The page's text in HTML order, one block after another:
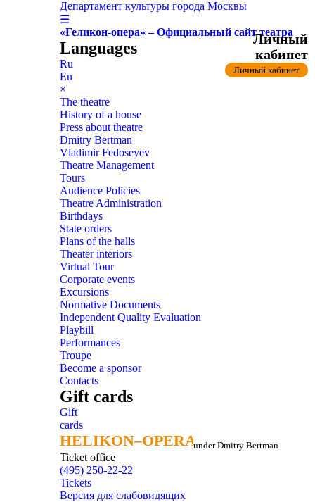
Департамент культуры города Москвы
☰
«Геликон-опера» – Официальный сайт театра
Languages
Ru
En
×
The theatre
History of a house
Press about theatre
Dmitry Bertman
Vladimir Fedoseyev
Theatre Management
Tours
Audience Policies
Theatre Administration
Birthdays
State orders
Plans of the halls
Theater interiors
Virtual Tour
Corporate events
Excursions
Normative Documents
Independent Quality Evaluation
Playbill
Performances
Troupe
Become a sponsor
Contacts
Gift cards
Gift
cards
HELIKON–OPERA
HELIKON–OPERAunder Dmitry Bertman
Ticket office
(495) 250-22-22
Личный
кабинет
Личный кабинет
Tickets
Версия для слабовидящих